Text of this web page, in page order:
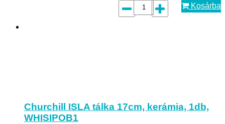
Kosárba
Churchill ISLA tálka 17cm, kerámia, 1db,
WHISIPOB1